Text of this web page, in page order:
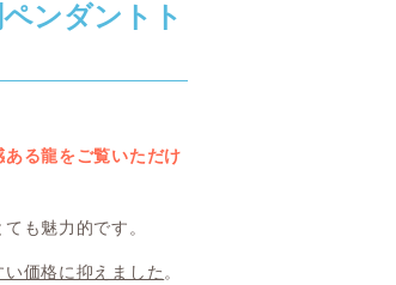
ンダントト
ある龍をご覧いただけ
も魅力的です。
価格に抑えました 。